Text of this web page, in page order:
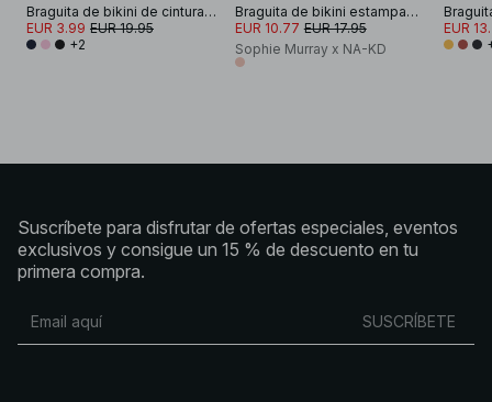
Braguita de bikini de cintura alta drapeada y brillante
EUR 3.99 EUR 19.95
+2
Braguita de bikini estampada con detalle de lazo
EUR 10.77 EUR 17.95
Sophie Murray x NA-KD
EUR
Suscríbete para disfrutar de ofertas especiales, eventos
exclusivos y consigue un 15 % de descuento en tu
primera compra.
SUSCRÍBETE